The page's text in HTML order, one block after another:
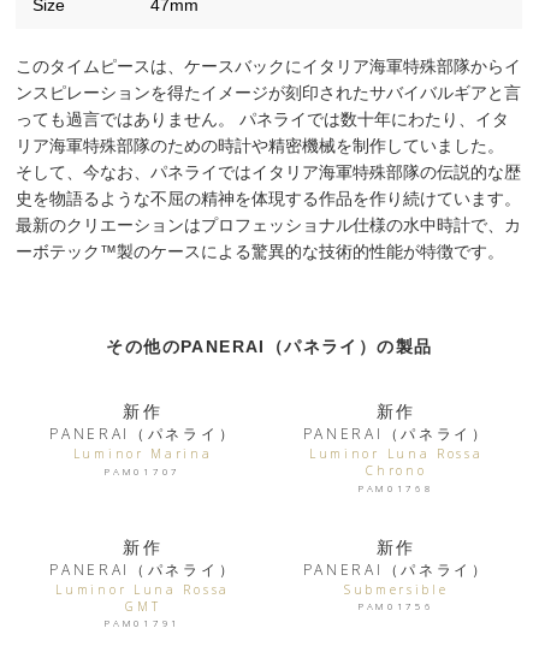
Size 47mm
このタイムピースは、ケースバックにイタリア海軍特殊部隊からイ
ンスピレーションを得たイメージが刻印されたサバイバルギアと言
っても過言ではありません。 パネライでは数十年にわたり、イタ
リア海軍特殊部隊のための時計や精密機械を制作していました。
そして、今なお、パネライではイタリア海軍特殊部隊の伝説的な歴
史を物語るような不屈の精神を体現する作品を作り続けています。
最新のクリエーションはプロフェッショナル仕様の水中時計で、カ
ーボテック™製のケースによる驚異的な技術的性能が特徴です。
その他のPANERAI（パネライ）の製品
新作
PANERAI（パネライ）
Luminor Marina
PAM01707
新作
PANERAI（パネライ）
Luminor Luna Rossa
Chrono
PAM01768
新作
PANERAI（パネライ）
Luminor Luna Rossa
GMT
PAM01791
新作
PANERAI（パネライ）
Submersible
PAM01756